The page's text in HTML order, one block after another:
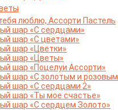
люблю, Ассорти Пастель
шар «С сердцами»
шар «С цветами»
шар «Цветки»
шар «Цветы»
шар «Поцелуи Ассорти»
шар «С золотым и
шар «С сердцами 2»
шар «Ты мое счастье»
шар «С сердцем Золото»